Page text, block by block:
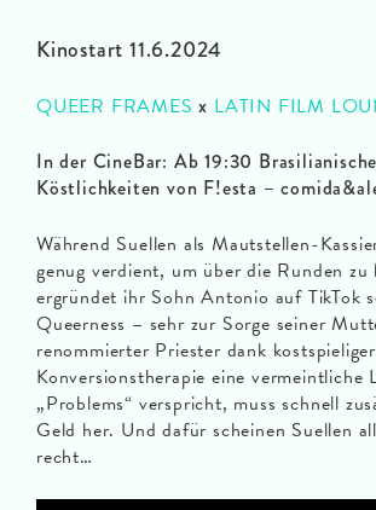
Kinostart 11.6.2024
QUEER FRAMES x LATIN FILM
In der CineBar: Ab 19:30 Brasilianische
Köstlichkeiten von F!esta –
Während Suellen als Mautstellen-
genug verdient, um über die Runden zu
ergründet ihr Sohn Antonio auf TikTok
Queerness – sehr zur Sorge seiner
renommierter Priester dank kostspieliger
Konversionstherapie eine vermeintliche
„Problems“ verspricht, muss schnell
Geld her. Und dafür scheinen Suellen
recht…